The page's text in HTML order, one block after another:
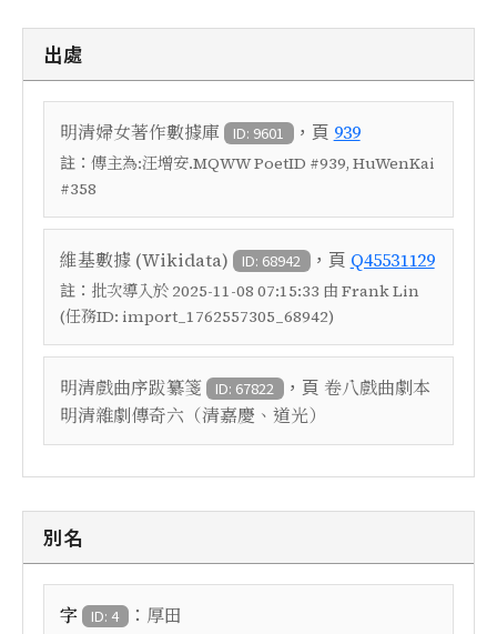
出處
明清婦女著作數據庫 ID: 9601 ，頁 939
註： 傳主為:汪增安.MQWW PoetID #939, HuWenKai
#358
維基數據 (Wikidata) ID: 68942 ，頁 Q45531129
註： 批次導入於 2025-11-08 07:15:33 由 Frank Lin
(任務ID: import_1762557305_68942)
明清戲曲序跋纂箋 ID: 67822 ，頁 卷八戲曲劇本
明清雜劇傳奇六（清嘉慶、道光）
別名
字 ID: 4 ： 厚田